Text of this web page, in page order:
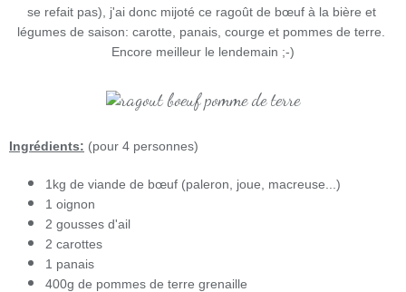
se refait pas), j'ai donc mijoté ce ragoût de bœuf à la bière et
légumes de saison: carotte, panais, courge et pommes de terre.
Encore meilleur le lendemain ;-)
Ingrédients: (pour 4 personnes)
1kg de viande de bœuf (paleron, joue, macreuse...)
1 oignon
2 gousses d'ail
2 carottes
1 panais
400g de pommes de terre grenaille